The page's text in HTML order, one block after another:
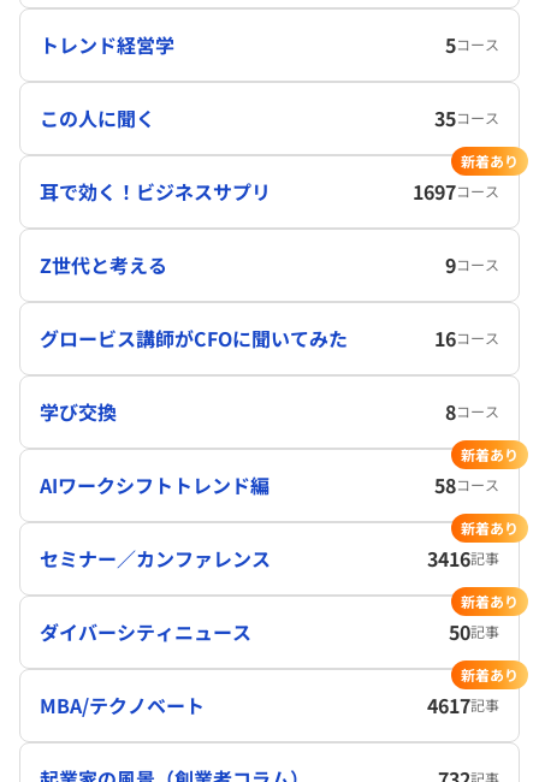
トレンド経営学 5コース
この人に聞く 35コース
耳で効く！ビジネスサプリ 1697コース
新着あり
Z世代と考える 9コース
グロービス講師がCFOに聞いてみた 16コース
学び交換 8コース
AIワークシフトトレンド編 58コース
新着あり
セミナー／カンファレンス 3416記事
新着あり
ダイバーシティニュース 50記事
新着あり
MBA/テクノベート 4617記事
新着あり